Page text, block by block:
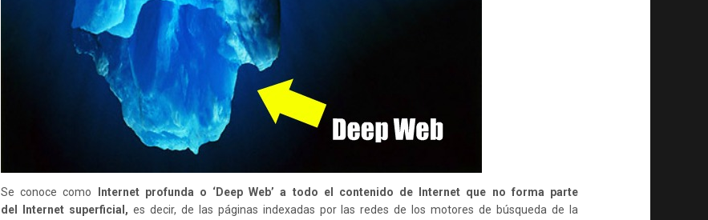
Se conoce como Internet profunda o ‘Deep Web’ a todo el contenido de Internet que no forma parte
del Internet superficial, es decir, de las páginas indexadas por las redes de los motores de búsqueda de la